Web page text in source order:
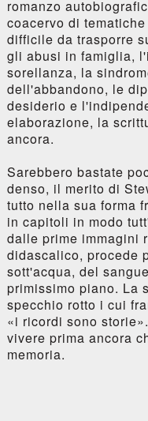
romanzo
coacervo di
difficile da trasporre
gli abusi in famiglia,
sorellanza, la
dell'abbandono, le
desiderio e
elaborazione, la
ancora.
Sarebbero bastate
denso, il merito di
tutto nella sua forma
in capitoli in modo
dalle prime immagini
didascalico, procede
sott'acqua, del
primissimo piano. La
specchio rotto i cui
«i ricordi sono
vivere prima ancora
memoria.